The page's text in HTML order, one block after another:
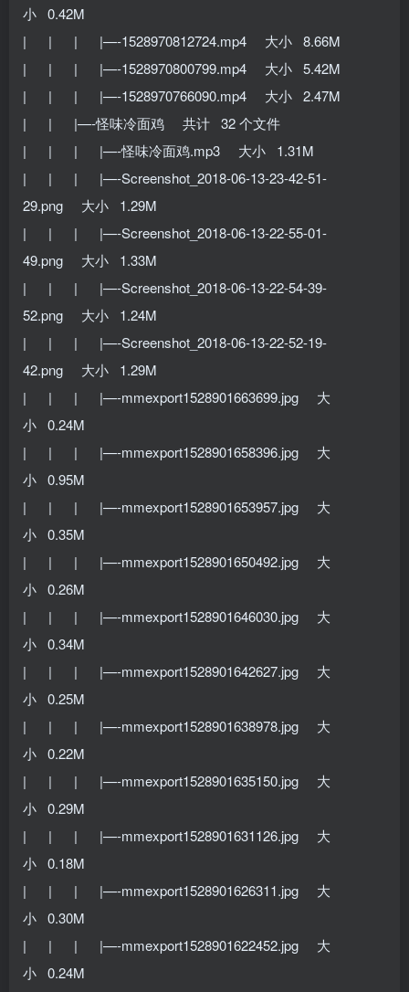
小 0.42M
| | | |—-1528970812724.mp4 大小 8.66M
| | | |—-1528970800799.mp4 大小 5.42M
| | | |—-1528970766090.mp4 大小 2.47M
| | |—-怪味冷面鸡 共计 32 个文件
| | | |—-怪味冷面鸡.mp3 大小 1.31M
| | | |—-Screenshot_2018-06-13-23-42-51-
29.png 大小 1.29M
| | | |—-Screenshot_2018-06-13-22-55-01-
49.png 大小 1.33M
| | | |—-Screenshot_2018-06-13-22-54-39-
52.png 大小 1.24M
| | | |—-Screenshot_2018-06-13-22-52-19-
42.png 大小 1.29M
| | | |—-mmexport1528901663699.jpg 大
小 0.24M
| | | |—-mmexport1528901658396.jpg 大
小 0.95M
| | | |—-mmexport1528901653957.jpg 大
小 0.35M
| | | |—-mmexport1528901650492.jpg 大
小 0.26M
| | | |—-mmexport1528901646030.jpg 大
小 0.34M
| | | |—-mmexport1528901642627.jpg 大
小 0.25M
| | | |—-mmexport1528901638978.jpg 大
小 0.22M
| | | |—-mmexport1528901635150.jpg 大
小 0.29M
| | | |—-mmexport1528901631126.jpg 大
小 0.18M
| | | |—-mmexport1528901626311.jpg 大
小 0.30M
| | | |—-mmexport1528901622452.jpg 大
小 0.24M